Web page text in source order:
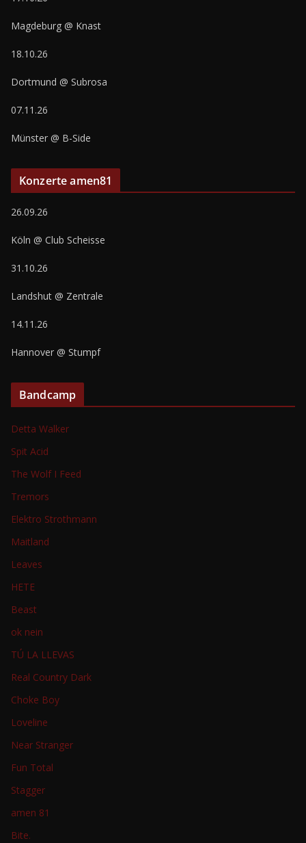
Magdeburg @ Knast
18.10.26
Dortmund @ Subrosa
07.11.26
Münster @ B-Side
Konzerte amen81
26.09.26
Köln @ Club Scheisse
31.10.26
Landshut @ Zentrale
14.11.26
Hannover @ Stumpf
Bandcamp
Detta Walker
Spit Acid
The Wolf I Feed
Tremors
Elektro Strothmann
Maitland
Leaves
HETE
Beast
ok nein
TÚ LA LLEVAS
Real Country Dark
Choke Boy
Loveline
Near Stranger
Fun Total
Stagger
amen 81
Bite.